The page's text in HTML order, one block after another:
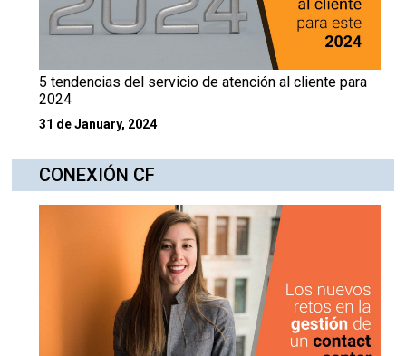
5 tendencias del servicio de atención al cliente para
2024
31 de January, 2024
CONEXIÓN CF